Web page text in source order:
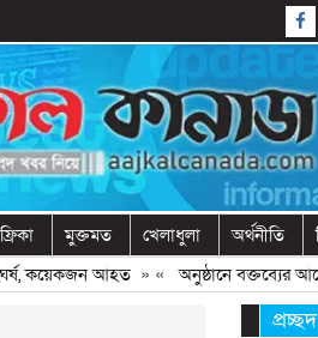
মুক্তমত খেলাধুলা অর্থনীতি
কয়েকজন আহত» «অনুষ্ঠানে বক্তব্যের আগে